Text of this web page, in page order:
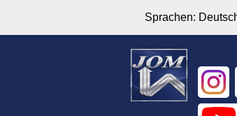
Sprachen: